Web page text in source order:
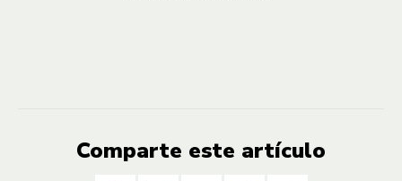
Comparte este artículo